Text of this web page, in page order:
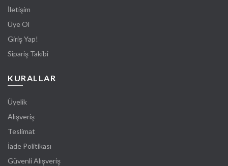
İletişim
Üye Ol
Giriş Yap!
Sipariş Takibi
KURALLAR
Üyelik
Alışveriş
Teslimat
İade Politikası
Güvenli Alışveriş